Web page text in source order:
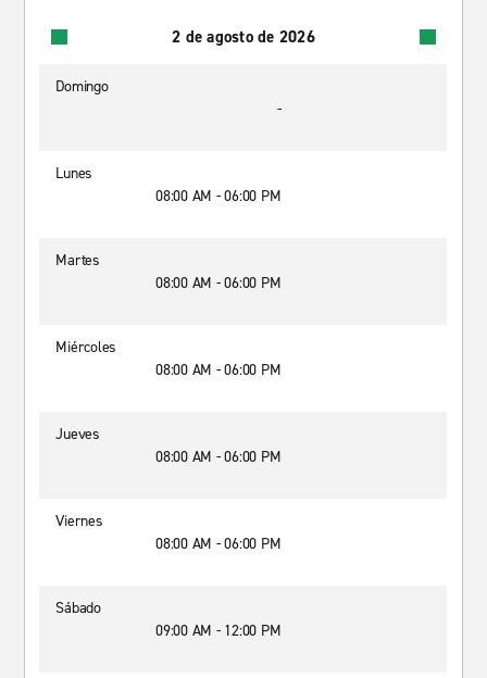
2 de agosto de 2026
Domingo
-
Lunes
08:00 AM - 06:00 PM
Martes
08:00 AM - 06:00 PM
Miércoles
08:00 AM - 06:00 PM
Jueves
08:00 AM - 06:00 PM
Viernes
08:00 AM - 06:00 PM
Sábado
09:00 AM - 12:00 PM